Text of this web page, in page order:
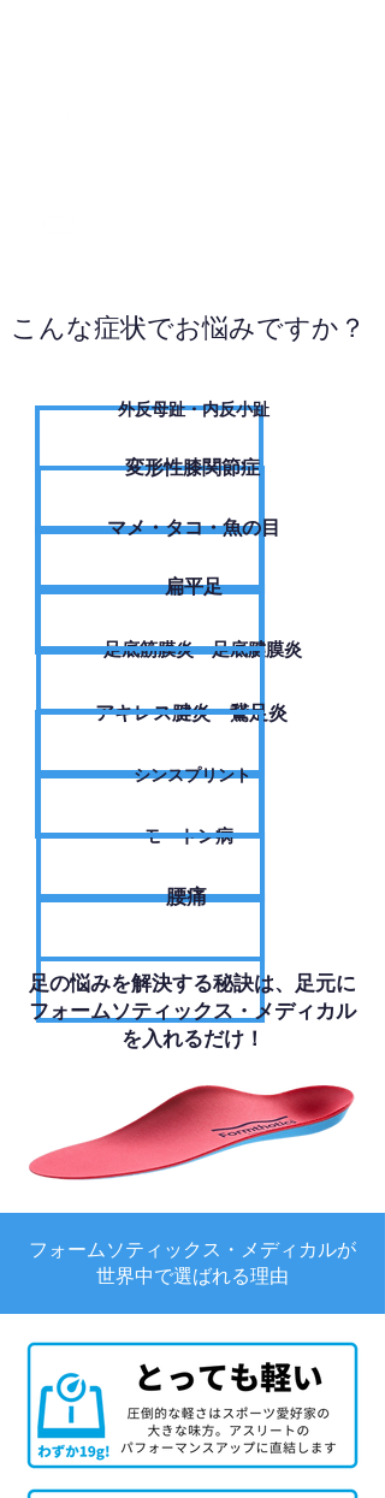
こんな症状でお悩みですか？
外反母趾・内反小趾
変形性膝関節症
​マメ・タコ・魚の目
扁平足
足底筋膜炎・足底腱膜炎
アキレス腱炎・鵞足炎
シンスプリント
モートン病
腰痛
足の悩みを解決する秘訣は、足元に
フォームソティックス・メディカル
を入れるだけ！
フォームソティックス・メディカルが
世界中で選ばれる理由